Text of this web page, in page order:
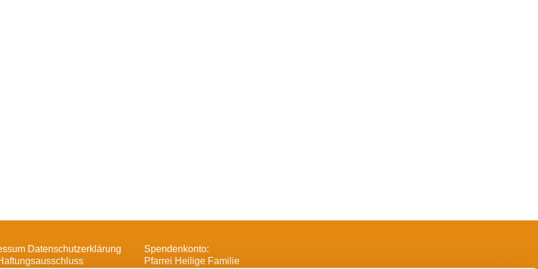
Datenschutzerklärung
Spendenkonto:
Pfarrei Heilige Familie